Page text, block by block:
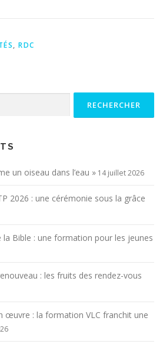
, RDC
un oiseau dans l’eau » 14 juillet 2026
2026 : une cérémonie sous la grâce
la Bible : une formation pour les jeunes
: les fruits des rendez-vous
œuvre : la formation VLC franchit une